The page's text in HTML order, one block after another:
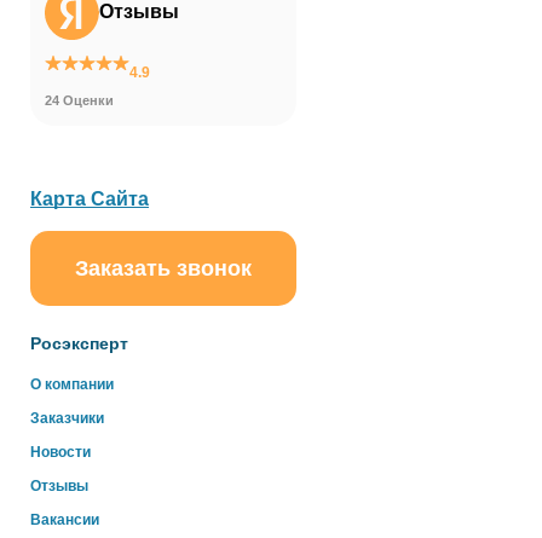
Отзывы
4.9
24 Оценки
Росэксперт
О компании
Заказчики
Новости
Отзывы
Вакансии
Карта Сайта
Заказать звонок
online
Здравствуйте!
Свяжитесь с нами через WhatsApp нажав на кнопку